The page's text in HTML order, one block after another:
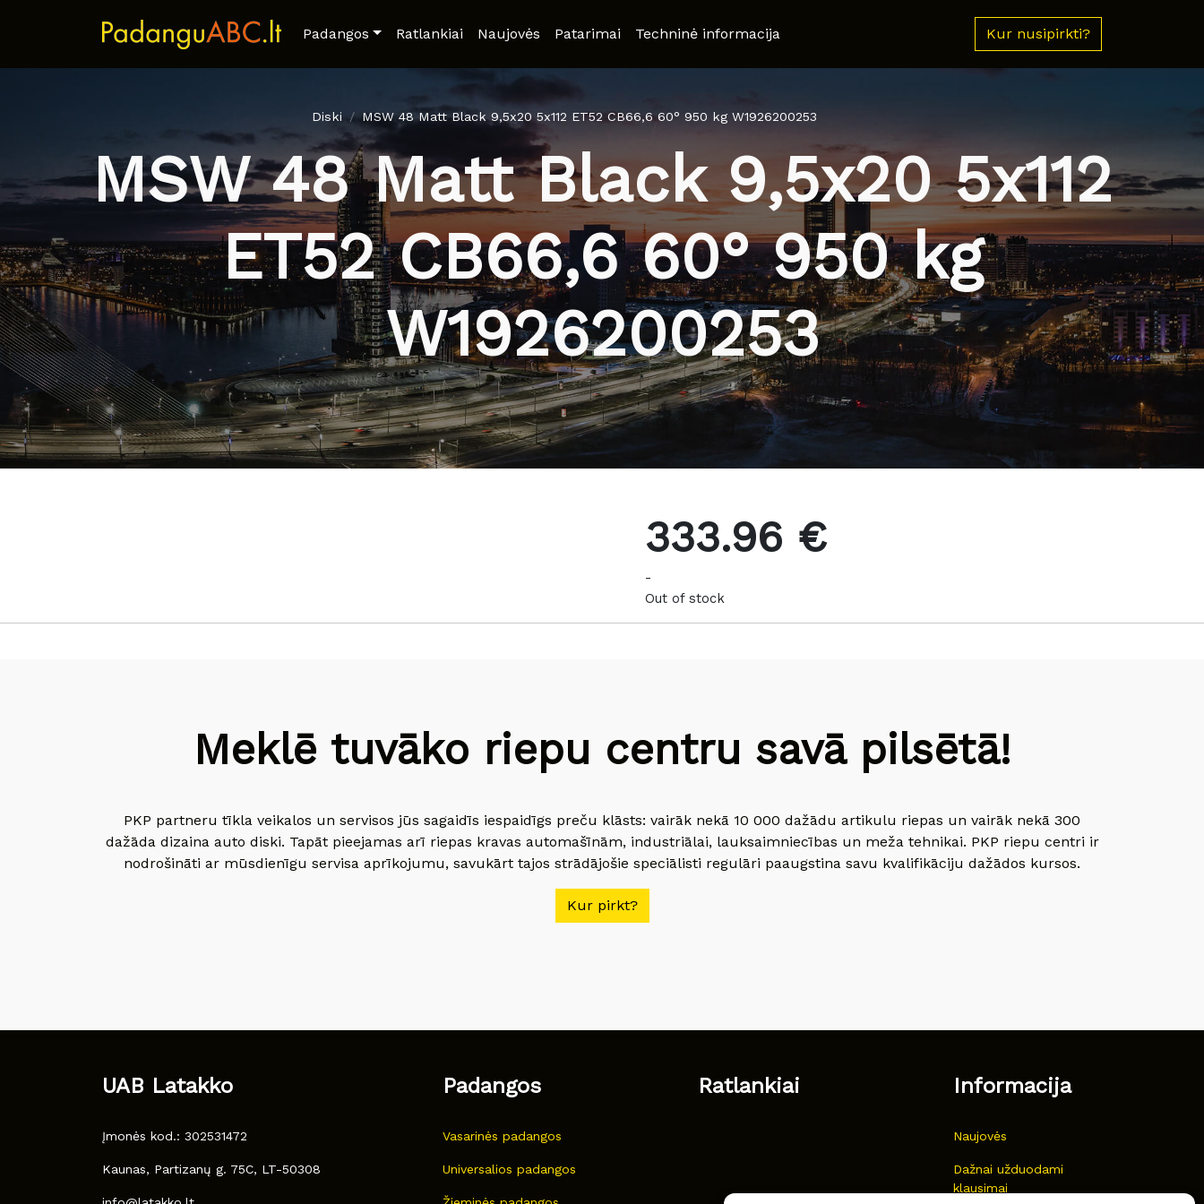
Padangos Ratlankiai Naujovės Patarimai Techninė informacija Kur nusipirkti?
Diski MSW 48 Matt Black 9,5x20 5x112 ET52 CB66,6 60° 950 kg W1926200253
MSW 48 Matt Black 9,5x20 5x112
ET52 CB66,6 60° 950 kg
W1926200253
333.96 €
-
Out of stock
Meklē tuvāko riepu centru savā pilsētā!
PKP partneru tīkla veikalos un servisos jūs sagaidīs iespaidīgs preču klāsts: vairāk nekā 10 000 dažādu artikulu riepas un vairāk nekā 300
dažāda dizaina auto diski. Tapāt pieejamas arī riepas kravas automašīnām, industriālai, lauksaimniecības un meža tehnikai. PKP riepu centri ir
nodrošināti ar mūsdienīgu servisa aprīkojumu, savukārt tajos strādājošie speciālisti regulāri paaugstina savu kvalifikāciju dažādos kursos.
Kur pirkt?
UAB Latakko
Įmonės kod.: 302531472
Kaunas, Partizanų g. 75C, LT-50308
Padangos
Vasarinės padangos
Universalios padangos
Ratlankiai Informacija
Naujovės
Dažnai užduodami
klausimai